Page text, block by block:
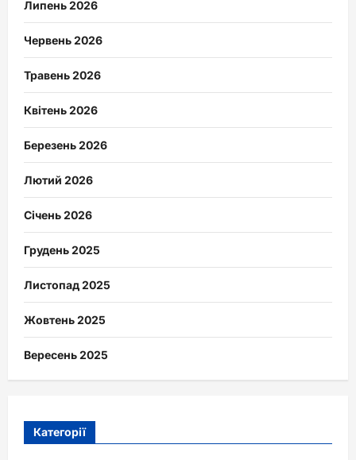
Липень 2026
Червень 2026
Травень 2026
Квітень 2026
Березень 2026
Лютий 2026
Січень 2026
Грудень 2025
Листопад 2025
Жовтень 2025
Вересень 2025
Категорії